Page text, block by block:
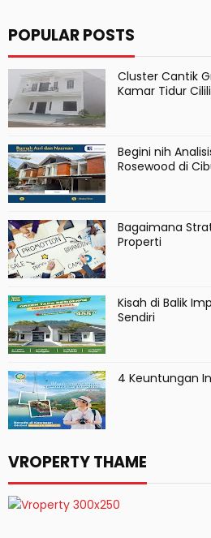
POPULAR POSTS
Cluster Cantik
Kamar Tidur
Begini nih
Rosewood di
Bagaimana
Properti
Kisah di Balik
Sendiri
4 Keuntungan
VROPERTY THAME